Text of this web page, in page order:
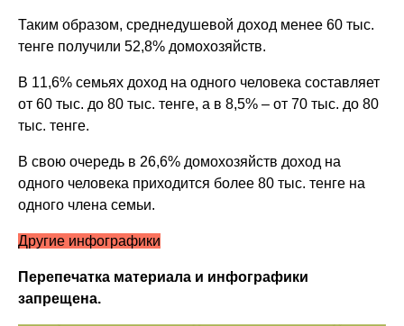
Таким образом, среднедушевой доход менее 60 тыс.
тенге получили 52,8% домохозяйств.
В 11,6% семьях доход на одного человека составляет
от 60 тыс. до 80 тыс. тенге, а в 8,5% – от 70 тыс. до 80
тыс. тенге.
В свою очередь в 26,6% домохозяйств доход на
одного человека приходится более 80 тыс. тенге на
одного члена семьи.
Другие инфографики
Перепечатка материала и инфографики
запрещена.